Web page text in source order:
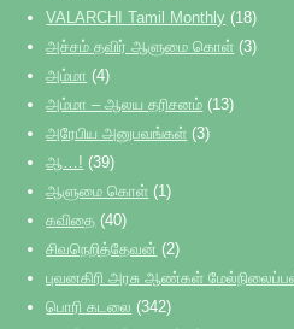
VALARCHI Tamil Monthly (18)
அச்சம் தவிர் ஆளுமை கொள் (3)
அம்மா (4)
அம்மா – ஆலய தரிசனம் (13)
அரேபிய அனுபவங்கள் (3)
ஆ…! (39)
ஆளுமை கொள் (1)
கவிதை (40)
சிவநெறித்தேவன் (2)
புவனகிரி அரசு ஆண்கள்
பொரி கடலை (342)